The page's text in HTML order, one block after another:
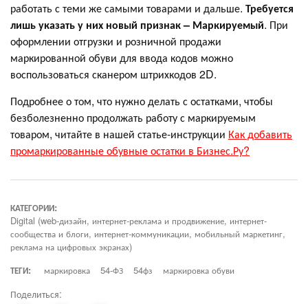
работать с теми же самыми товарами и дальше. Требуется
лишь указать у них новый признак – Маркируемый. При
оформлении отгрузки и розничной продажи
маркированной обуви для ввода кодов можно
воспользоваться сканером штрихкодов 2D.
Подробнее о том, что нужно делать с остатками, чтобы
безболезненно продолжать работу с маркируемым
товаром, читайте в нашей статье-инструкции Как добавить
промаркированные обувные остатки в Бизнес.Ру?
КАТЕГОРИИ:
Digital (web-дизайн, интернет-реклама и продвижение, интернет-
сообщества и блоги, интернет-коммуникации, мобильный маркетинг,
реклама на цифровых экранах)
ТЕГИ:
маркировка 54-ФЗ 54фз маркировка обуви
Поделиться: